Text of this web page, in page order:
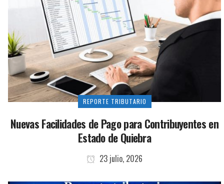
REPORTE TRIBUTARIO
Nuevas Facilidades de Pago para Contribuyentes en
Estado de Quiebra
23 julio, 2026